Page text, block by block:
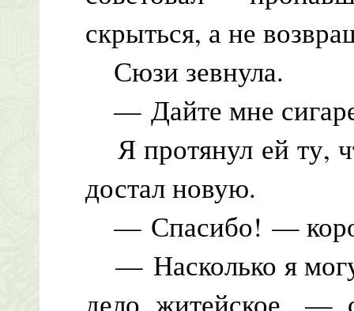
скрыться, а не
Сюзи зевнула.
— Дайте мне
Я протянул ей ту,
достал новую.
— Спасибо! —
— Насколько я
дело житейское, —